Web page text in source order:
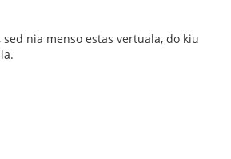
nia menso estas vertuala, do kiu